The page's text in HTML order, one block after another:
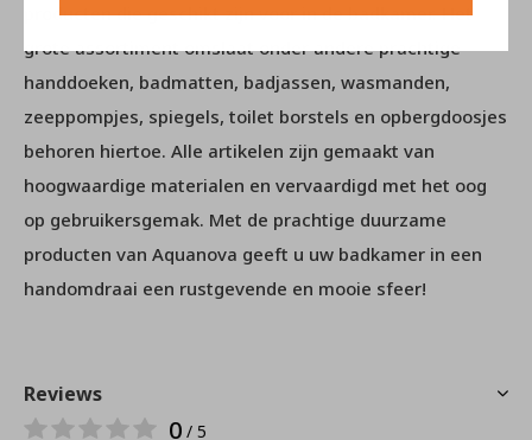
producten die geschikt zijn voor in de badkamer. Het
grote assortiment omslaat onder andere prachtige
handdoeken, badmatten, badjassen, wasmanden,
zeeppompjes, spiegels, toilet borstels en opbergdoosjes
behoren hiertoe. Alle artikelen zijn gemaakt van
hoogwaardige materialen en vervaardigd met het oog
op gebruikersgemak. Met de prachtige duurzame
producten van Aquanova geeft u uw badkamer in een
handomdraai een rustgevende en mooie sfeer!
Reviews
0 / 5